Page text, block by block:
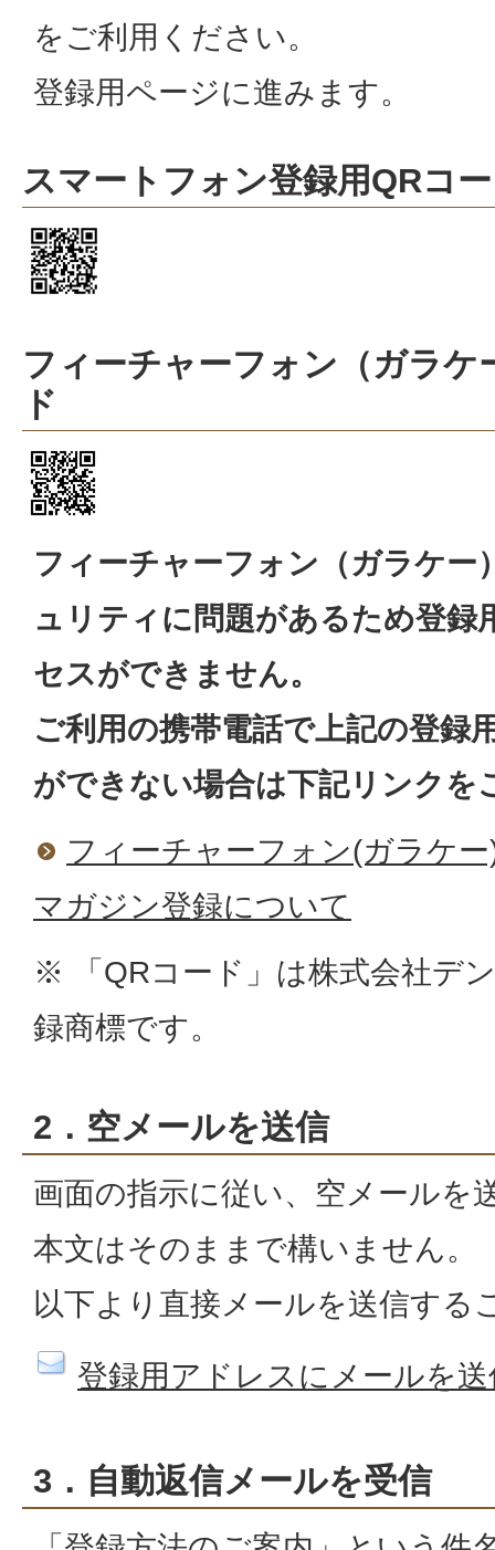
をご利用ください。
登録用ページに進みます。
スマートフォン登録用QRコ
フィーチャーフォン（ガラケ
ド
フィーチャーフォン（ガラケー
ュリティに問題があるため登録
セスができません。
ご利用の携帯電話で上記の登録
ができない場合は下記リンクを
フィーチャーフォン(ガラケ
マガジン登録について
※ 「QRコード」は株式会社デ
録商標です。
2．空メールを送信
画面の指示に従い、空メールを
本文はそのままで構いません。
以下より直接メールを送信する
登録用アドレスにメールを送
3．自動返信メールを受信